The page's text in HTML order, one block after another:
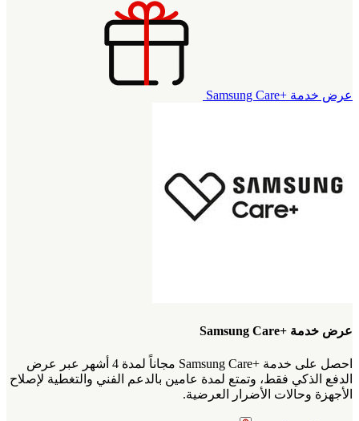
عرض خدمة +Samsung Care
عرض خدمة +Samsung Care
احصل على خدمة +Samsung Care مجاناً لمدة 4 أشهر عبر عرض
الدفع الذكي فقط، وتمتع لمدة عامين بالدعم الفني والتغطية لإصلاح
الأجهزة وحالات الأضرار العرضية.